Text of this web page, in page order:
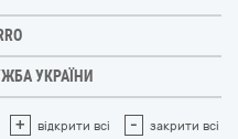
УКРАЇНИ
+ відкрити всі - закрити всі